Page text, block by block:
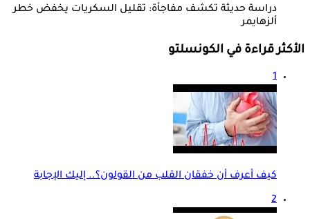
دراسة حديثة تكشف مفاجأة: تقليل السكريات يخفض خطر
ألزهايمر
الأكثر قراءة في الكونسلتو
1
كيف أعرف أن خفقان القلب من القولون؟.. إليك الإجابة
2